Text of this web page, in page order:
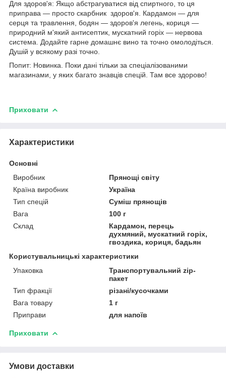
Для здоров'я: Якщо абстрагуватися від спиртного, то ця
приправа — просто скарбник здоров'я. Кардамон — для
серця та травлення, бодян — здоров'я легень, кориця —
природний м'який антисептик, мускатний горіх — нервова
система. Додайте гарне домашнє вино та точно омолодіться.
Душій у всякому разі точно.
Попит: Новинка. Поки дані тільки за спеціалізованими
магазинами, у яких багато знавців спецій. Там все здорово!
Приховати
Характеристики
Основні
Виробник
Прянощі світу
Країна виробник
Україна
Тип спецій
Суміш прянощів
Вага
100 г
Склад
Кардамон, перець
духмяний, мускатний горіх,
гвоздика, кориця, бадьян
Користувальницькі характеристики
Упаковка
Транспортувальний zip-
пакет
Тип фракції
різані/кусочками
Вага товару
1 г
Приправи
для напоїв
Приховати
Умови доставки